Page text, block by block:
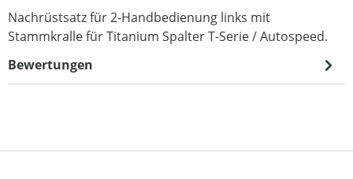
Nachrüstsatz für 2-Handbedienung links mit
Stammkralle für Titanium Spalter T-Serie / Autospeed.
Bewertungen